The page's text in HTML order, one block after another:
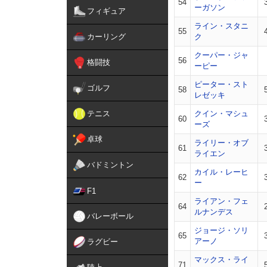
フィギュア
カーリング
格闘技
ゴルフ
テニス
卓球
バドミントン
F1
バレーボール
ラグビー
54
ーガソン
55
ライン・スタニ
ク
56
クーパー・ジャ
ーピー
58
ピーター・スト
レゼッキ
60
クイン・マシュ
ーズ
61
ライリー・オブ
ライエン
62
カイル・レーヒ
ー
64
ライアン・フェ
ルナンデス
65
ジョージ・ソリ
アーノ
71
マックス・ライ